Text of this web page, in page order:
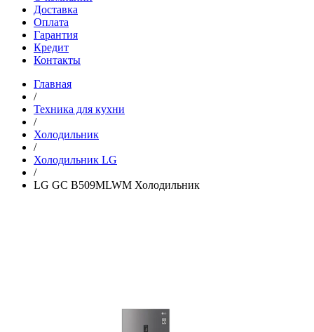
Доставка
Оплата
Гарантия
Кредит
Контакты
Главная
/
Техника для кухни
/
Холодильник
/
Холодильник LG
/
LG GC B509MLWM Холодильник